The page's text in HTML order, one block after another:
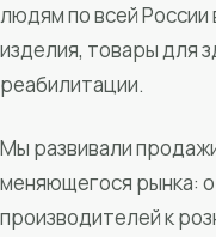
людям по всей
изделия, товары для
реабилитации.
Мы развивали
меняющегося рынка:
производителей к